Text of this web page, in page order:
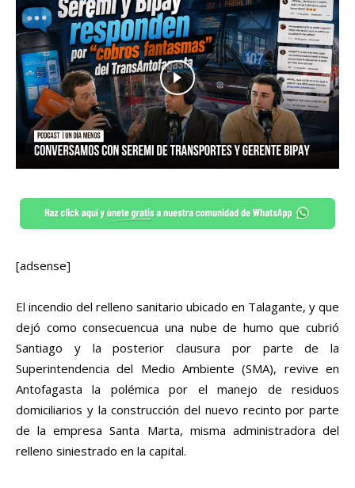
[adsense]
El incendio del relleno sanitario ubicado en Talagante, y que
dejó como consecuencua una nube de humo que cubrió
Santiago y la posterior clausura por parte de la
Superintendencia del Medio Ambiente (SMA), revive en
Antofagasta la polémica por el manejo de residuos
domiciliarios y la construcción del nuevo recinto por parte
de la empresa Santa Marta, misma administradora del
relleno siniestrado en la capital.